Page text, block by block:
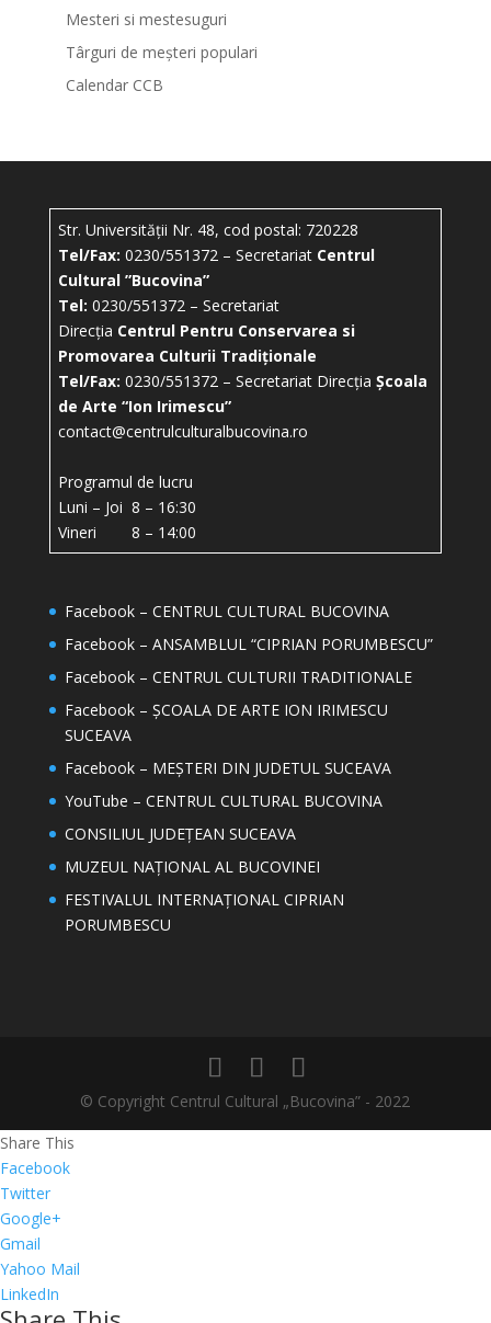
Mesteri si mestesuguri
Târguri de meșteri populari
Calendar CCB
Str. Universității Nr. 48, cod postal: 720228
Tel/Fax: 0230/551372 – Secretariat Centrul
Cultural ”Bucovina”
Tel: 0230/551372 – Secretariat
Direcția Centrul Pentru Conservarea si
Promovarea Culturii Tradiționale
Tel/Fax: 0230/551372 – Secretariat Direcția Școala
de Arte “Ion Irimescu”
contact@centrulculturalbucovina.ro
Programul de lucru
Luni – Joi 8 – 16:30
Vineri 8 – 14:00
Facebook – CENTRUL CULTURAL BUCOVINA
Facebook – ANSAMBLUL “CIPRIAN PORUMBESCU”
Facebook – CENTRUL CULTURII TRADITIONALE
Facebook – ȘCOALA DE ARTE ION IRIMESCU
SUCEAVA
Facebook – MEȘTERI DIN JUDETUL SUCEAVA
YouTube – CENTRUL CULTURAL BUCOVINA
CONSILIUL JUDEȚEAN SUCEAVA
MUZEUL NAȚIONAL AL BUCOVINEI
FESTIVALUL INTERNAȚIONAL CIPRIAN
PORUMBESCU
© Copyright Centrul Cultural „Bucovina” - 2022
Share This
Facebook
Twitter
Google+
Gmail
Yahoo Mail
LinkedIn